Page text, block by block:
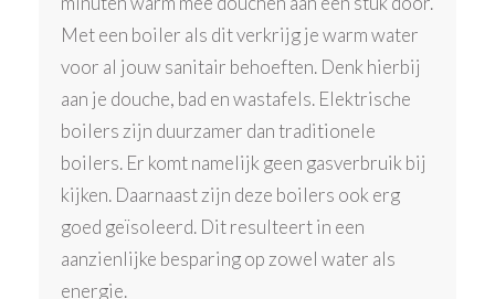
Met een boiler als dit verkrijg je warm water
voor al jouw sanitair behoeften. Denk hierbij
aan je douche, bad en wastafels. Elektrische
boilers zijn duurzamer dan traditionele
boilers. Er komt namelijk geen gasverbruik bij
kijken. Daarnaast zijn deze boilers ook erg
goed geïsoleerd. Dit resulteert in een
aanzienlijke besparing op zowel water als
energie.